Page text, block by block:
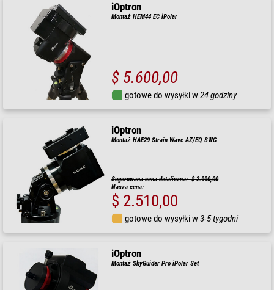
iOptron
Montaż HEM44 EC iPolar
$ 5.600,00
gotowe do wysyłki w24 godziny
iOptron
Montaż HAE29 Strain Wave AZ/EQ SWG
Sugerowana cena detaliczna: $ 2.990,00
Nasza cena:
$ 2.510,00
gotowe do wysyłki w3-5 tygodni
iOptron
Montaż SkyGuider Pro iPolar Set